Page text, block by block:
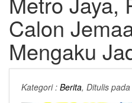
Calon
Mengaku
Kategori : Berita, Ditulis